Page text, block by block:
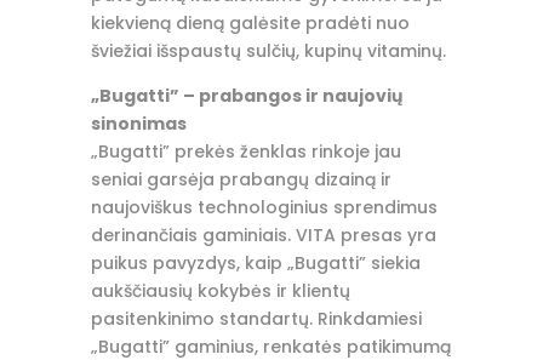
kiekvieną dieną galėsite pradėti nuo
šviežiai išspaustų sulčių, kupinų vitaminų.
„Bugatti” – prabangos ir naujovių
sinonimas
„Bugatti” prekės ženklas rinkoje jau
seniai garsėja prabangų dizainą ir
naujoviškus technologinius sprendimus
derinančiais gaminiais. VITA presas yra
puikus pavyzdys, kaip „Bugatti” siekia
aukščiausių kokybės ir klientų
pasitenkinimo standartų. Rinkdamiesi
„Bugatti” gaminius, renkatės patikimumą